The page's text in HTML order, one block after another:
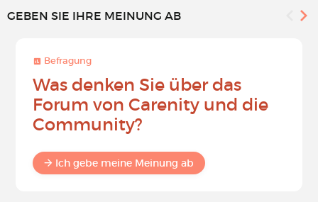
GEBEN SIE IHRE MEINUNG AB
Befragung
Was denken Sie über das
Forum von Carenity und die
Community?
Ich gebe meine Meinung ab